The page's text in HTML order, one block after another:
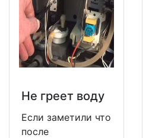
Не греет воду
Если заметили что
после